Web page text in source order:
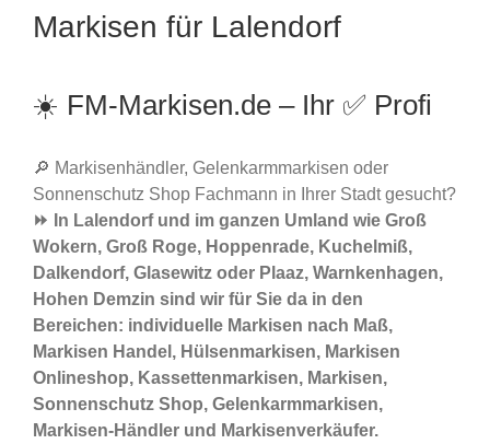
Markisen für Lalendorf
☀️ FM-Markisen.de – Ihr ✅ Profi
🔎 Markisenhändler, Gelenkarmmarkisen oder
Sonnenschutz Shop Fachmann in Ihrer Stadt gesucht?
⏩ In Lalendorf und im ganzen Umland wie Groß
Wokern, Groß Roge, Hoppenrade, Kuchelmiß,
Dalkendorf, Glasewitz oder Plaaz, Warnkenhagen,
Hohen Demzin sind wir für Sie da in den
Bereichen: individuelle Markisen nach Maß,
Markisen Handel, Hülsenmarkisen, Markisen
Onlineshop, Kassettenmarkisen, Markisen,
Sonnenschutz Shop, Gelenkarmmarkisen,
Markisen-Händler und Markisenverkäufer.